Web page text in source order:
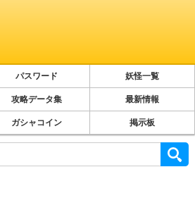
パスワード 妖怪一覧
攻略データ集 最新情報
ガシャコイン 掲示板